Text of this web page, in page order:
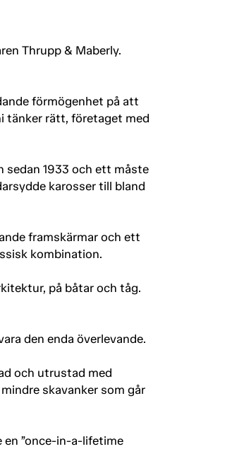
Thrupp & Maberly.
förmögenhet på att
tänker rätt, företaget med
sedan 1933 och ett måste
karosser till bland
framskärmar och ett
kombination.
på båtar och tåg.
den enda överlevande.
och utrustad med
skavanker som går
”once-in-a-lifetime